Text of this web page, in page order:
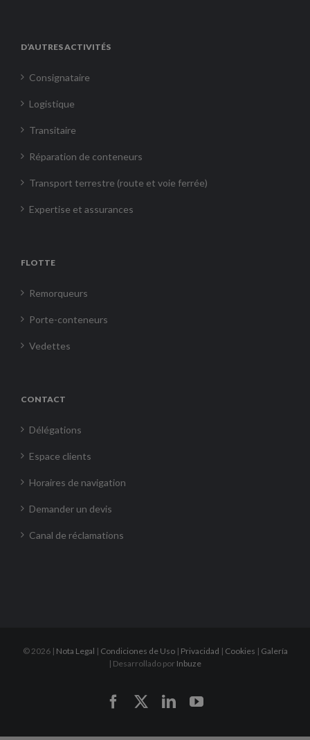
D’AUTRES ACTIVITÉS
Consignataire
Logistique
Transitaire
Réparation de conteneurs
Transport terrestre (route et voie ferrée)
Expertise et assurances
FLOTTE
Remorqueurs
Porte-conteneurs
Vedettes
CONTACT
Délégations
Espace clients
Horaires de navigation
Demander un devis
Canal de réclamations
©2026 | Nota Legal | Condiciones de Uso| Privacidad | Cookies | Galería
| Desarrollado por Inbuze
FacebookLinkedInYouTube